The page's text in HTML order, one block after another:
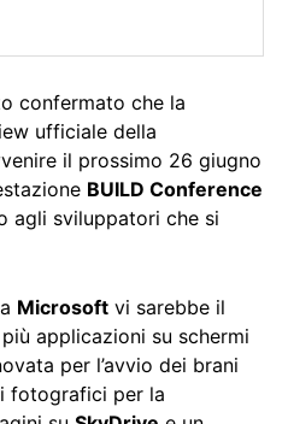
confermato che la
ufficiale della
il prossimo 26 giugno
BUILD Conference
agli sviluppatori che si
Microsoft vi sarebbe il
applicazioni su schermi
per l’avvio dei brani
fotografici per la